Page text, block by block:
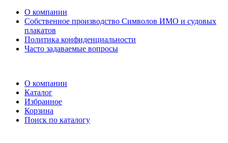
О компании
Собственное производство Символов ИМО и судовых
плакатов
Политика конфиденциальности
Часто задаваемые вопросы
О компании
Каталог
Избранное
Корзина
Поиск по каталогу